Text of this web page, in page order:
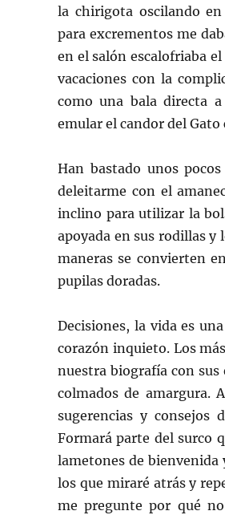
la chirigota oscilando
para excrementos me
en el salón escalofriaba
vacaciones con la
como una bala directa
emular el candor del
Han bastado unos
deleitarme con el
inclino para utilizar la
apoyada en sus rodillas y
maneras se convierten
pupilas doradas.
Decisiones, la vida es
corazón inquieto. Los
nuestra biografía con sus
colmados de amargura.
sugerencias y consejos
Formará parte del surco
lametones de bienvenida
los que miraré atrás y
me pregunte por qué